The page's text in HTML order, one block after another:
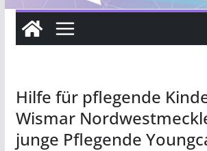
Hilfe für pflegende
Wismar
junge Pflegende